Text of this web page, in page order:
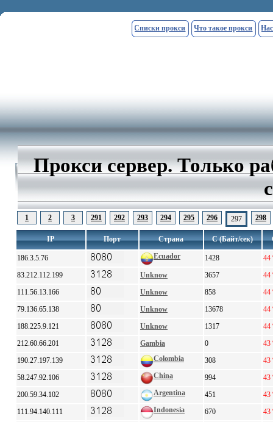
Списки прокси Что такое прокси
Прокси сервер. Только
1 2 3 291 292 293 294 295 296 297 298
IP Порт Страна С (Байт/сек)
186.3.5.76 Ecuador 1428
44
83.212.112.199
Unknow 3657
44
111.56.13.166
Unknow 858
44
79.136.65.138
Unknow 13678
44
188.225.9.121
Unknow 1317
44
212.60.66.201
Gambia 0
43
190.27.197.139
Colombia 308
43
58.247.92.106
China 994
43
200.59.34.102
Argentina 451
43
111.94.140.111
Indonesia 670
43